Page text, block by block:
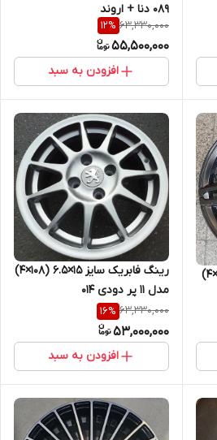
۰۸۹ دنا + اروند
63,330,000
12%
55,500,000
افزودن به سبد
رینگ اسپرت سایز ۱۴ × ۶ (۱۰۸×۴)
رینگ فابریک سایز ۱۵×۶.۵ (۱۰۸×۴)
مدل ۱۱ پر دودی ۰۱۴
63,330,000
16%
53,000,000
افزودن به سبد